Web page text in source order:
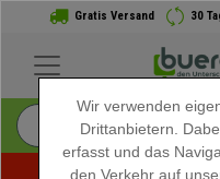
Gratis Versand 30
Wir verwenden
Drittanbietern.
erfasst und das
den Verkehr auf